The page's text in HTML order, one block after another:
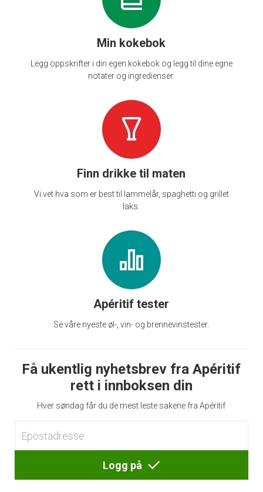
Min kokebok
Legg oppskrifter i din egen kokebok og legg til dine egne
notater og ingredienser.
Finn drikke til maten
Vi vet hva som er best til lammelår, spaghetti og grillet
laks.
Apéritif tester
Se våre nyeste øl-, vin- og brennevinstester.
Få ukentlig nyhetsbrev fra Apéritif
rett i innboksen din
Hver søndag får du de mest leste sakene fra Apéritif
Logg på